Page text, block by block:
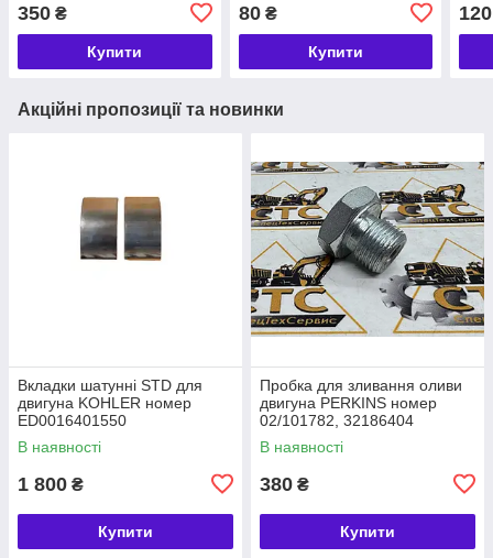
350 ₴
Купити
80₴
Купити
120
Акційні пропозиції та новинки
Вкладки шатунні STD для
двигуна KOHLER номер
ED0016401550
В наявності
1 800 ₴
Купити
Пробка для зливання оливи
двигуна PERKINS номер
02/101782, 32186404
В наявності
380 ₴
Купити